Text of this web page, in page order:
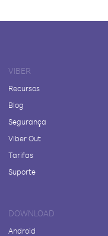
VIBER
Recursos
Blog
Segurança
Viber Out
Tarifas
Suporte
DOWNLOAD
Android